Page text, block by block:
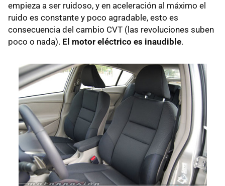
empieza a ser ruidoso, y en aceleración al máximo el
ruido es constante y poco agradable, esto es
consecuencia del cambio CVT (las revoluciones suben
poco o nada). El motor eléctrico es inaudible.